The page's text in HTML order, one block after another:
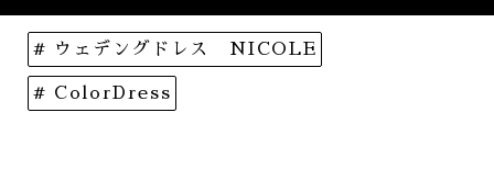
# ウェデングドレス NICOLE
# ColorDress